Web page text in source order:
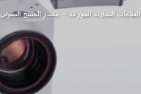
العلامات التجارية الموزعة > مختبر المسح الضوئي